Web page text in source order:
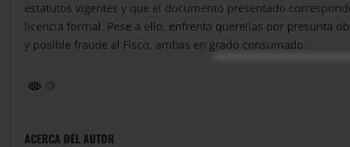
estatutos vigentes y que el documento presentado
licencia formal. Pese a ello, enfrenta querellas por presunta
y posible fraude al Fisco, ambas en grado consumado.
ACERCA DEL AUTOR